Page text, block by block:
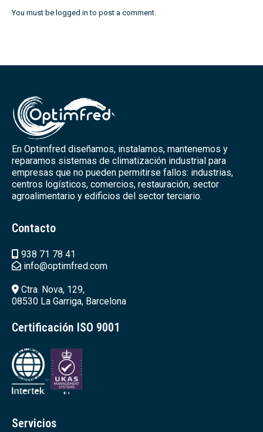
You must be logged in to post a comment.
En Optimfred diseñamos, instalamos, mantenemos y
reparamos sistemas de climatización industrial para
empresas que no pueden permitirse fallos: industrias,
centros logísticos, comercios, restauración, sector
agroalimentario y edificios del sector terciario.
Contacto
938 71 78 41
info@optimfred.com
Ctra. Nova, 129,
08530 La Garriga, Barcelona
Certificación ISO 9001
Servicios